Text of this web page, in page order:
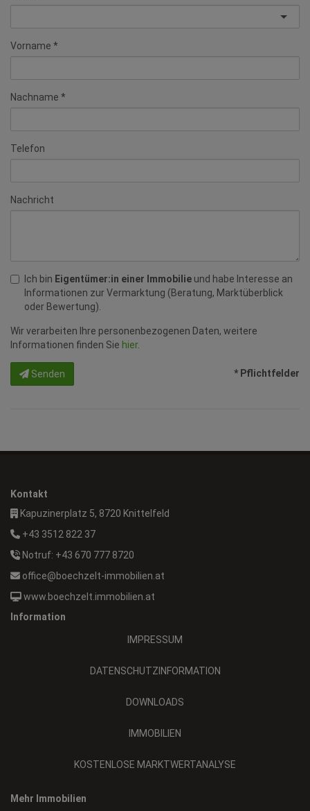
Vorname
Nachname
Telefon
Nachricht
Ich bin Eigentümer:in einer Immobilie und habe Interesse an
Informationen zur Vermarktung (Beratung, Marktüberblick
oder Bewertung).
Wir verarbeiten Ihre personenbezogenen Daten, weitere
Informationen finden Sie hier.
Senden * Pflichtfelder
Kontakt
Kapuzinerplatz 5, 8720 Knittelfeld
+43 3512 822 37
Notruf: +43 670 777 8720
office@boechzelt-immobilien.at
www.boechzelt.immobilien.at
Information
IMPRESSUM
DATENSCHUTZINFORMATION
DOWNLOADS
IMMOBILIEN
KOSTENLOSE MARKTWERTANALYSE
Mehr Immobilien